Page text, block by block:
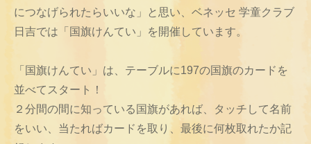
につなげられたらいいな」と思い、ベネッセ 学童クラブ
日吉では「国旗けんてい」を開催しています。
「国旗けんてい」は、テーブルに197の国旗のカードを
並べてスタート！
２分間の間に知っている国旗があれば、タッチして名前
をいい、当たればカードを取り、最後に何枚取れたか記